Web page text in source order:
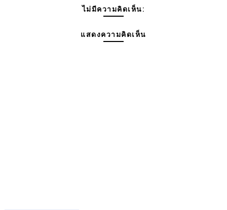
ไม่มีความคิดเห็น:
แสดงความคิดเห็น